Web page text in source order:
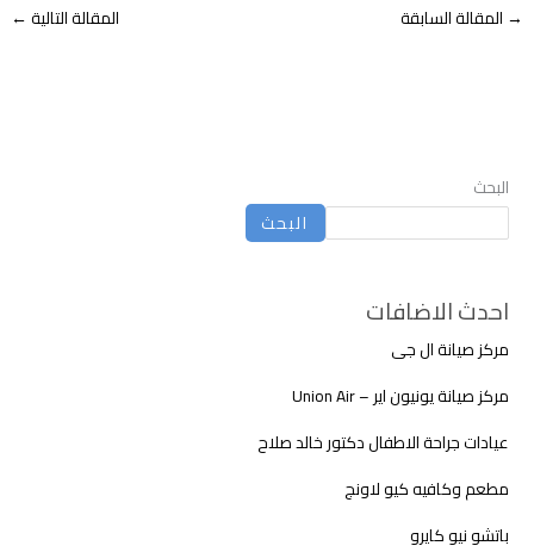
→ المقالة السابقة المقالة التالية←
البحث
البحث
احدث الاضافات
مركز صيانة ال جى
مركز صيانة يونيون اير – Union Air
عيادات جراحة الاطفال دكتور خالد صلاح
مطعم وكافيه كيو لاونج
باتشو نيو كايرو